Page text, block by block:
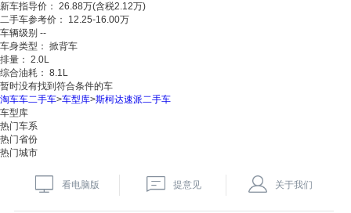
新车指导价： 26.88万(含税2.12万)
二手车参考价： 12.25-16.00万
车辆级别 --
车身类型： 掀背车
排量： 2.0L
综合油耗： 8.1 L
暂时没有找到符合条件的车
淘车车二手车>车型库>斯柯达速派二手车
车型库
热门车系
热门省份
热门城市
看电脑版 提意见 关于我们